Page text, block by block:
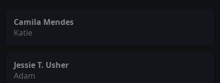
Camila Mendes
Katie
Jessie T. Usher
Adam